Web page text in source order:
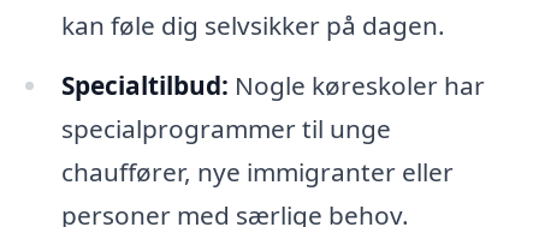
kan føle dig selvsikker på dagen.
Specialtilbud: Nogle køreskoler har
specialprogrammer til unge
chauffører, nye immigranter eller
personer med særlige behov.